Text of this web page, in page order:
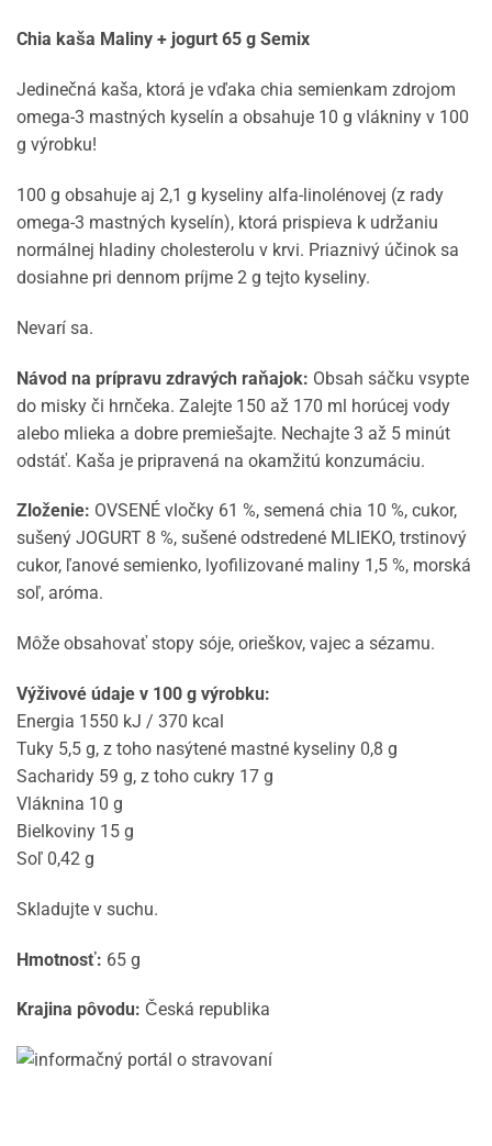
Chia kaša Maliny + jogurt 65 g Semix
Jedinečná kaša, ktorá je vďaka chia semienkam zdrojom
omega-3 mastných kyselín a obsahuje 10 g vlákniny v 100
g výrobku!
100 g obsahuje aj 2,1 g kyseliny alfa-linolénovej (z rady
omega-3 mastných kyselín), ktorá prispieva k udržaniu
normálnej hladiny cholesterolu v krvi. Priaznivý účinok sa
dosiahne pri dennom príjme 2 g tejto kyseliny.
Nevarí sa.
Návod na prípravu zdravých raňajok: Obsah sáčku vsypte
do misky či hrnčeka. Zalejte 150 až 170 ml horúcej vody
alebo mlieka a dobre premiešajte. Nechajte 3 až 5 minút
odstáť. Kaša je pripravená na okamžitú konzumáciu.
Zloženie: OVSENÉ vločky 61 %, semená chia 10 %, cukor,
sušený JOGURT 8 %, sušené odstredené MLIEKO, trstinový
cukor, ľanové semienko, lyofilizované maliny 1,5 %, morská
soľ, aróma.
Môže obsahovať stopy sóje, orieškov, vajec a sézamu.
Výživové údaje v 100 g výrobku:
Energia 1550 kJ / 370 kcal
Tuky 5,5 g, z toho nasýtené mastné kyseliny 0,8 g
Sacharidy 59 g, z toho cukry 17 g
Vláknina 10 g
Bielkoviny 15 g
Soľ 0,42 g
Skladujte v suchu.
Hmotnosť: 65 g
Krajina pôvodu: Česká republika